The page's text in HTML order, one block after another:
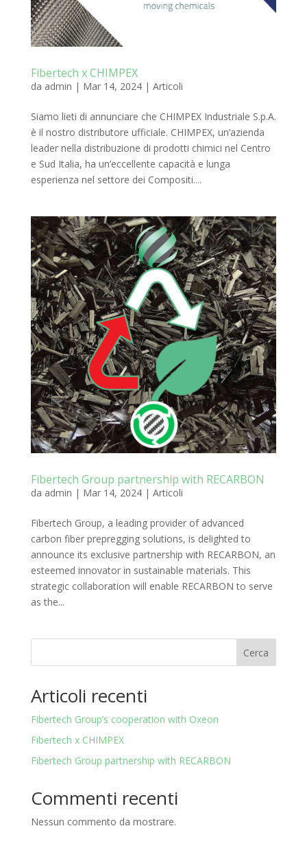
Fibertech x CHIMPEX
da admin | Mar 14, 2024| Articoli
Siamo lieti di annunciare che CHIMPEX Industriale S.p.A.
è il nostro distributore ufficiale. CHIMPEX, un’azienda
leader nella distribuzione di prodotti chimici nel Centro
e Sud Italia, ha un’eccellente capacità e lunga
esperienza nel settore dei Compositi....
Fibertech Group partnership with RECARBON
da admin | Mar 14, 2024| Articoli
Fibertech Group, a leading provider of advanced
carbon fiber prepregging solutions, is delighted to
announce its exclusive partnership with RECARBON, an
esteemed innovator in sustainable materials. This
strategic collaboration will enable RECARBON to serve
as the...
Cerca
Articoli recenti
Fibertech Group’s cooperation with Oxeon
Fibertech x CHIMPEX
Fibertech Group partnership with RECARBON
Commenti recenti
Nessun commento da mostrare.